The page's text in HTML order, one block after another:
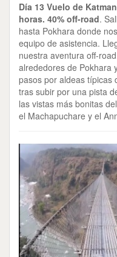
Día 13 Vuelo de
horas. 40% off-road.
hasta Pokhara donde
equipo de asistencia.
nuestra aventura off-
alrededores de Pokhara
pasos por aldeas típicas
tras subir por una pista
las vistas más bonitas
el Machapuchare y el